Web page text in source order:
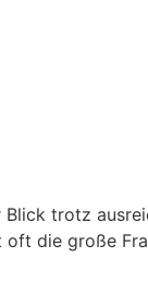
trotz
oft die große